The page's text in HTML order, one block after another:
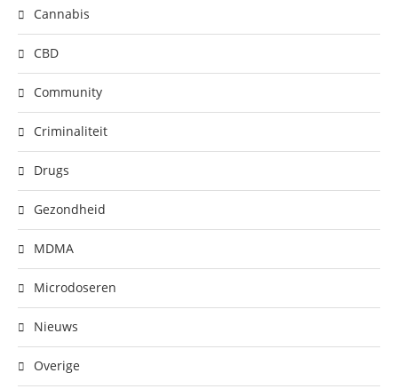
Cannabis
CBD
Community
Criminaliteit
Drugs
Gezondheid
MDMA
Microdoseren
Nieuws
Overige